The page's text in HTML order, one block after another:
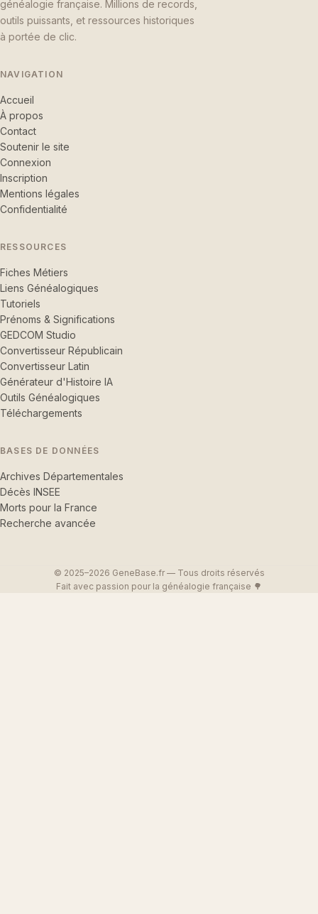
généalogie française. Millions de records,
outils puissants, et ressources historiques
à portée de clic.
NAVIGATION
Accueil
À propos
Contact
Soutenir le site
Connexion
Inscription
Mentions légales
Confidentialité
RESSOURCES
Fiches Métiers
Liens Généalogiques
Tutoriels
Prénoms & Significations
GEDCOM Studio
Convertisseur Républicain
Convertisseur Latin
Générateur d'Histoire IA
Outils Généalogiques
Téléchargements
BASES DE DONNÉES
Archives Départementales
Décès INSEE
Morts pour la France
Recherche avancée
© 2025–2026 GeneBase.fr — Tous droits réservés
Fait avec passion pour la généalogie française 🌳